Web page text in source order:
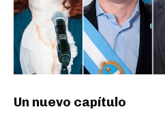
Un nuevo capítulo